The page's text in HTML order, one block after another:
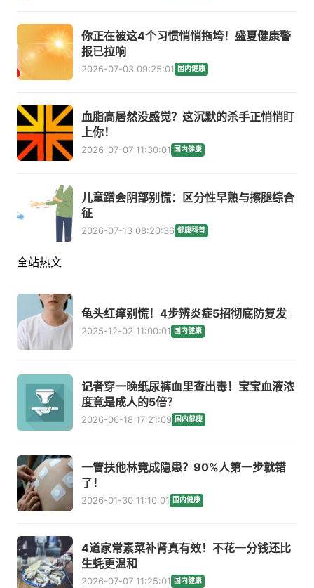
你正在被这4个习惯悄悄拖垮！盛夏健康警
报已拉响
2026-07-03 09:25:01 国内健康
血脂高居然没感觉？这沉默的杀手正悄悄盯
上你！
2026-07-07 11:30:01 国内健康
儿童蹭会阴部别慌：区分性早熟与擦腿综合
征
2026-07-13 08:20:36 健康科普
全站热文
龟头红痒别慌！4步辨炎症5招彻底防复发
2025-12-02 11:00:01 国内健康
记者穿一晚纸尿裤血里查出毒！宝宝血液浓
度竟是成人的5倍？
2026-06-18 17:21:09 国内健康
一管扶他林竟成隐患？90%人第一步就错
了！
2026-01-30 11:10:01 国内健康
4道家常素菜补肾真有效！不花一分钱还比
生蚝更温和
2026-07-07 11:25:01 国内健康